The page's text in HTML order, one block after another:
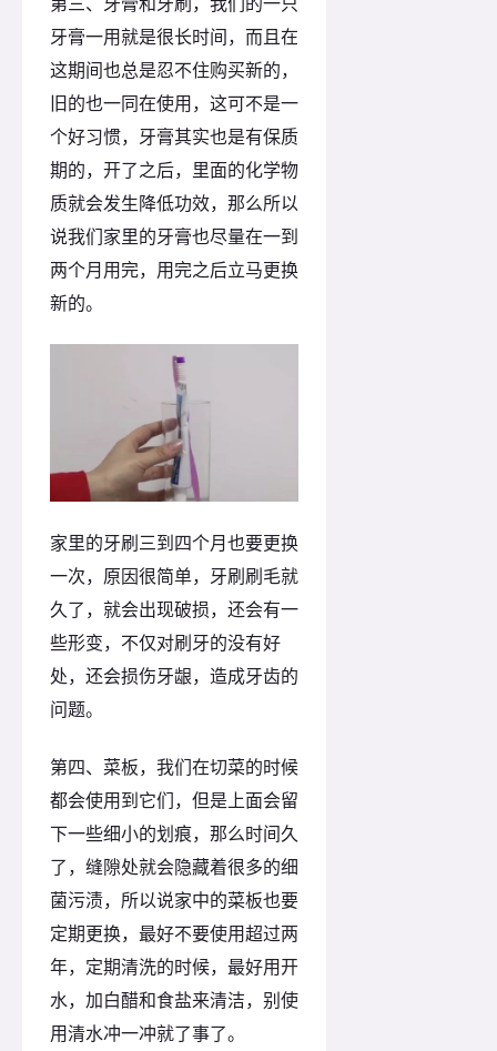
牙膏一用就是很长时间，而且在
这期间也总是忍不住购买新的，
旧的也一同在使用，这可不是一
个好习惯，牙膏其实也是有保质
期的，开了之后，里面的化学物
质就会发生降低功效，那么所以
说我们家里的牙膏也尽量在一到
两个月用完，用完之后立马更换
新的。
家里的牙刷三到四个月也要更换
一次，原因很简单，牙刷刷毛就
久了，就会出现破损，还会有一
些形变，不仅对刷牙的没有好
处，还会损伤牙龈，造成牙齿的
问题。
第四、菜板，我们在切菜的时候
都会使用到它们，但是上面会留
下一些细小的划痕，那么时间久
了，缝隙处就会隐藏着很多的细
菌污渍，所以说家中的菜板也要
定期更换，最好不要使用超过两
年，定期清洗的时候，最好用开
水，加白醋和食盐来清洁，别使
用清水冲一冲就了事了。